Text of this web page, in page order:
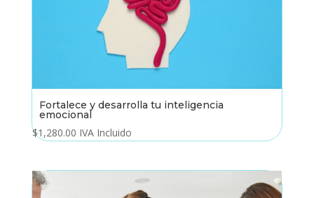
Fortalece y desarrolla tu inteligencia
emocional
$1,280.00 IVA Incluido